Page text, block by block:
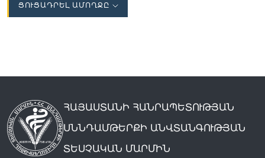
ՑՈՒՑԱԴՐԵԼ ԱՄՈՂՋԸ
ՀԱՅԱՍՏԱՆԻ ՀԱՆՐԱՊԵՏՈՒԹՅԱՆ
ՍՆՆԴԱՄԹԵՐՔԻ ԱՆՎՏԱՆԳՈՒԹՅԱՆ
ՏԵՍՉԱԿԱՆ ՄԱՐՄԻՆ